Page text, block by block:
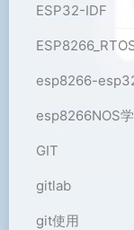
ESP32-IDF
esp8266-
esp8266NOS
GIT
gitlab
git使用